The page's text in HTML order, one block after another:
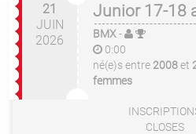
21
JUIN
2026
Junior 17-18
BMX-
0:00
né(e)s entre 2008et
femmes
CLOSES